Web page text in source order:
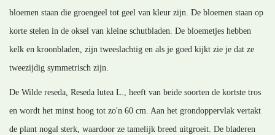
bloemen staan die groengeel tot geel van kleur zijn. De bloemen staan op
korte stelen in de oksel van kleine schutbladen. De bloemetjes hebben
kelk en kroonbladen, zijn tweeslachtig en als je goed kijkt zie je dat ze
tweezijdig symmetrisch zijn.
De Wilde reseda, Reseda lutea L., heeft van beide soorten de kortste tros
en wordt het minst hoog tot zo'n 60 cm. Aan het grondoppervlak vertakt
de plant nogal sterk, waardoor ze tamelijk breed uitgroeit. De bladeren